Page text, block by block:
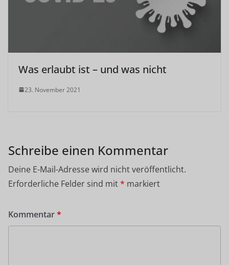
Was erlaubt ist – und was nicht
23. November 2021
Schreibe einen Kommentar
Deine E-Mail-Adresse wird nicht veröffentlicht.
Erforderliche Felder sind mit* markiert
Kommentar*